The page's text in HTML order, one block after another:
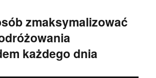
zmaksymalizować
każdego dnia